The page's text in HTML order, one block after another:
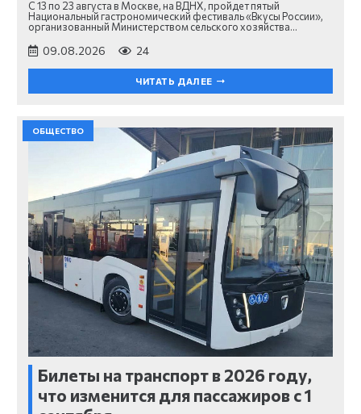
С 13 по 23 августа в Москве, на ВДНХ, пройдет пятый
Национальный гастрономический фестиваль «Вкусы России»,
организованный Министерством сельского хозяйства…
09.08.2026 24
ЧИТАТЬ ДАЛЕЕ
ОБЩЕСТВО
Билеты на транспорт в 2026 году,
что изменится для пассажиров с 1